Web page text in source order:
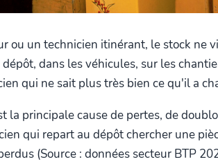
ou un technicien itinérant, le stock ne
dans les véhicules, sur les
qui ne sait plus très bien ce qu'il a
la principale cause de pertes, de
qui repart au dépôt chercher une
(Source : données secteur BTP